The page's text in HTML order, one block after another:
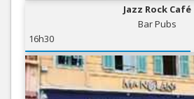
Jazz Rock Café
Bar Pubs
16h30